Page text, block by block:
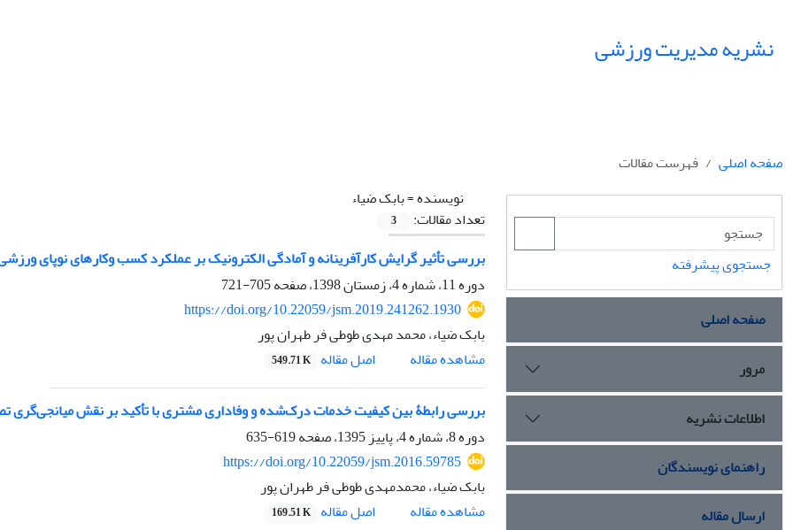
نشریه مدیریت ورزشی
صفحه اصلی
فهرست مقالات
نویسنده =بابک ضیاء
تعداد مقالات:
3
بررسی تأثیر گرایش کارآفرینانه و آمادگی الکترونیک بر عملکرد کسب وکارهای نوپای
دوره 11، شماره 4، زمستان 1398، صفحه
705-721
https://doi.org/10.22059/jsm.2019.241262.1930
بابک ضیاء، محمد مهدی طوطی فر طهران پور
مشاهده مقاله
اصل مقاله 549.71 K
بررسی رابطۀ بین کیفیت خدمات درک‌شده و وفاداری مشتری با تأکید بر نقش
دوره 8، شماره 4، پاییز 1395، صفحه
619-635
https://doi.org/10.22059/jsm.2016.59785
بابک ضیاء، محمدمهدی طوطی فر طهران پور
مشاهده مقاله
اصل مقاله 169.51 K
جستجوی پیشرفته
صفحه اصلی
مرور
اطلاعات نشریه
راهنمای نویسندگان
ارسال مقاله